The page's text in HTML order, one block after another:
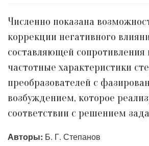
Численно показана
коррекции негативного
составляющей сопротивления
частотные характеристики
преобразователей с
возбуждением, которое
соответствии с решением
Авторы: Б. Г. Степанов